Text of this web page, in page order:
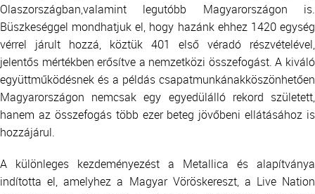
Olaszországban,valamint legutóbb Magyarországon is.
Büszkeséggel mondhatjuk el, hogy hazánk ehhez 1420 egység
vérrel járult hozzá, köztük 401 első véradó részvételével,
jelentős mértékben erősítve a nemzetközi összefogást. A kiváló
együttműködésnek és a példás csapatmunkánakköszönhetően
Magyarországon nemcsak egy egyedülálló rekord született,
hanem az összefogás több ezer beteg jövőbeni ellátásához is
hozzájárul.
A különleges kezdeményezést a Metallica és alapítványa
indította el, amelyhez a Magyar Vöröskereszt, a Live Nation